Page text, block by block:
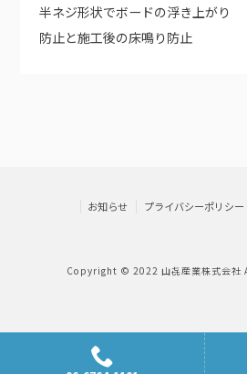
半ネジ形状でボードの浮き上がり
防止と施工後の床鳴り防止
お知らせ プライバシーポリシー
Copyright © 2022 山㐂産業株式会社